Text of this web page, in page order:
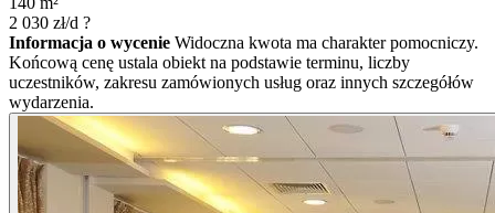
2 030 zł/d ?
Informacja o wycenie Widoczna kwota ma charakter pomocniczy.
Końcową cenę ustala obiekt na podstawie terminu, liczby
uczestników, zakresu zamówionych usług oraz innych szczegółów
wydarzenia.